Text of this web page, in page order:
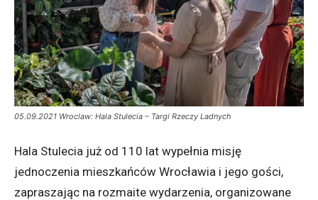
05.09.2021 Wroclaw: Hala Stulecia – Targi Rzeczy Ladnych
Hala Stulecia już od 110 lat wypełnia misję
jednoczenia mieszkańców Wrocławia i jego gości,
zapraszając na rozmaite wydarzenia, organizowane